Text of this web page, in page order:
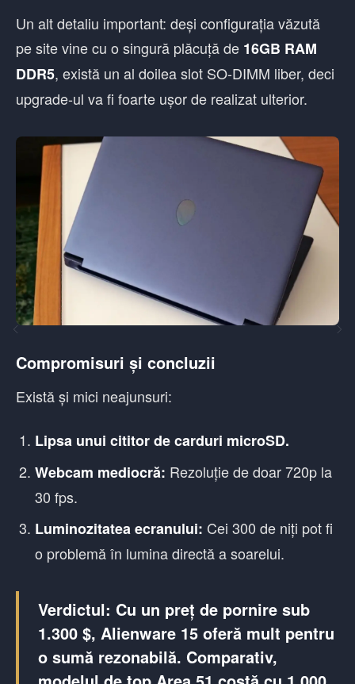
Un alt detaliu important: deși configurația văzută
pe site vine cu o singură plăcuță de 16GB RAM
DDR5, există un al doilea slot SO-DIMM liber, deci
upgrade-ul va fi foarte ușor de realizat ulterior.
Compromisuri și concluzii
Există și mici neajunsuri:
Lipsa unui cititor de carduri microSD.
Webcam mediocră: Rezoluție de doar 720p la
30 fps.
Luminozitatea ecranului: Cei 300 de niți pot fi
o problemă în lumina directă a soarelui.
Verdictul: Cu un preț de pornire sub
1.300 $, Alienware 15 oferă mult pentru
o sumă rezonabilă. Comparativ,